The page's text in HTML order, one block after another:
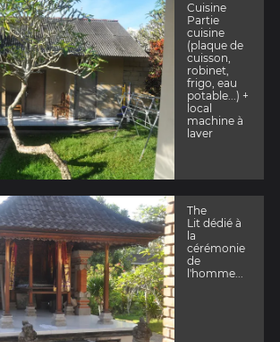
Cuisine
Partie
cuisine
(plaque de
cuisson,
robinet,
frigo, eau
potable...) +
local
machine à
laver
The
Lit dédié à
la
cérémonie
de
l'homme...